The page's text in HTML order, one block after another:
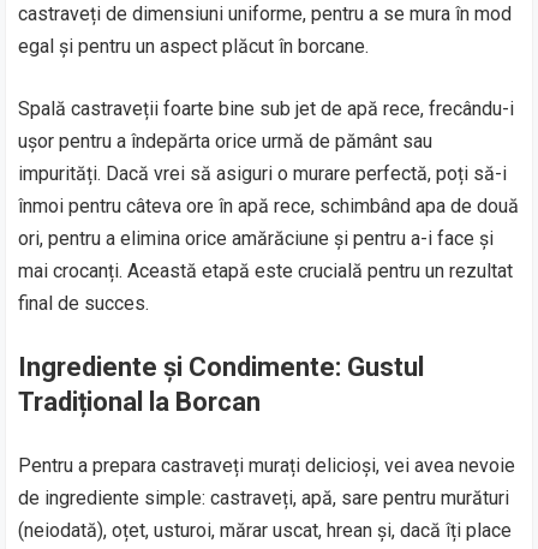
castraveți de dimensiuni uniforme, pentru a se mura în mod
egal și pentru un aspect plăcut în borcane.
Spală castraveții foarte bine sub jet de apă rece, frecându-i
ușor pentru a îndepărta orice urmă de pământ sau
impurități. Dacă vrei să asiguri o murare perfectă, poți să-i
înmoi pentru câteva ore în apă rece, schimbând apa de două
ori, pentru a elimina orice amărăciune și pentru a-i face și
mai crocanți. Această etapă este crucială pentru un rezultat
final de succes.
Ingrediente și Condimente: Gustul
Tradițional la Borcan
Pentru a prepara castraveți murați delicioși, vei avea nevoie
de ingrediente simple: castraveți, apă, sare pentru murături
(neiodată), oțet, usturoi, mărar uscat, hrean și, dacă îți place